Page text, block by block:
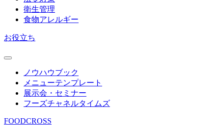
衛生管理
食物アレルギー
お役立ち
ノウハウブック
メニューテンプレート
展示会・セミナー
フーズチャネルタイムズ
FOODCROSS